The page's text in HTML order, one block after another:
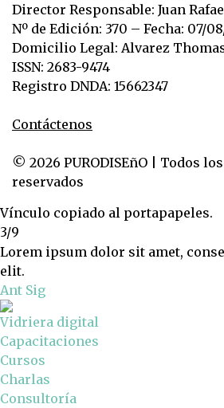
Director Responsable: Juan
Nº de Edición: 370 – Fecha: 07/
Domicilio Legal: Alvarez Thomas
ISSN: 2683-9474
Registro DNDA: 15662347
Contáctenos
© 2026 PURODISEñO | Todos
reservados
Vínculo copiado al portapapeles.
3/9
Lorem ipsum dolor sit amet,
elit.
Ant Sig
Vidriera digital
Capacitaciones
Cursos
Charlas
Consultoría